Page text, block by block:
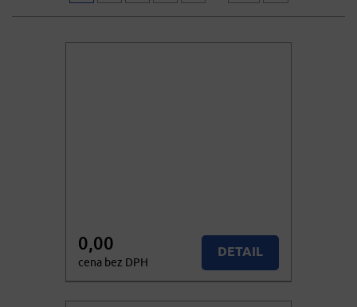
0,00
cena bez DPH
DETAIL
Nedostupné